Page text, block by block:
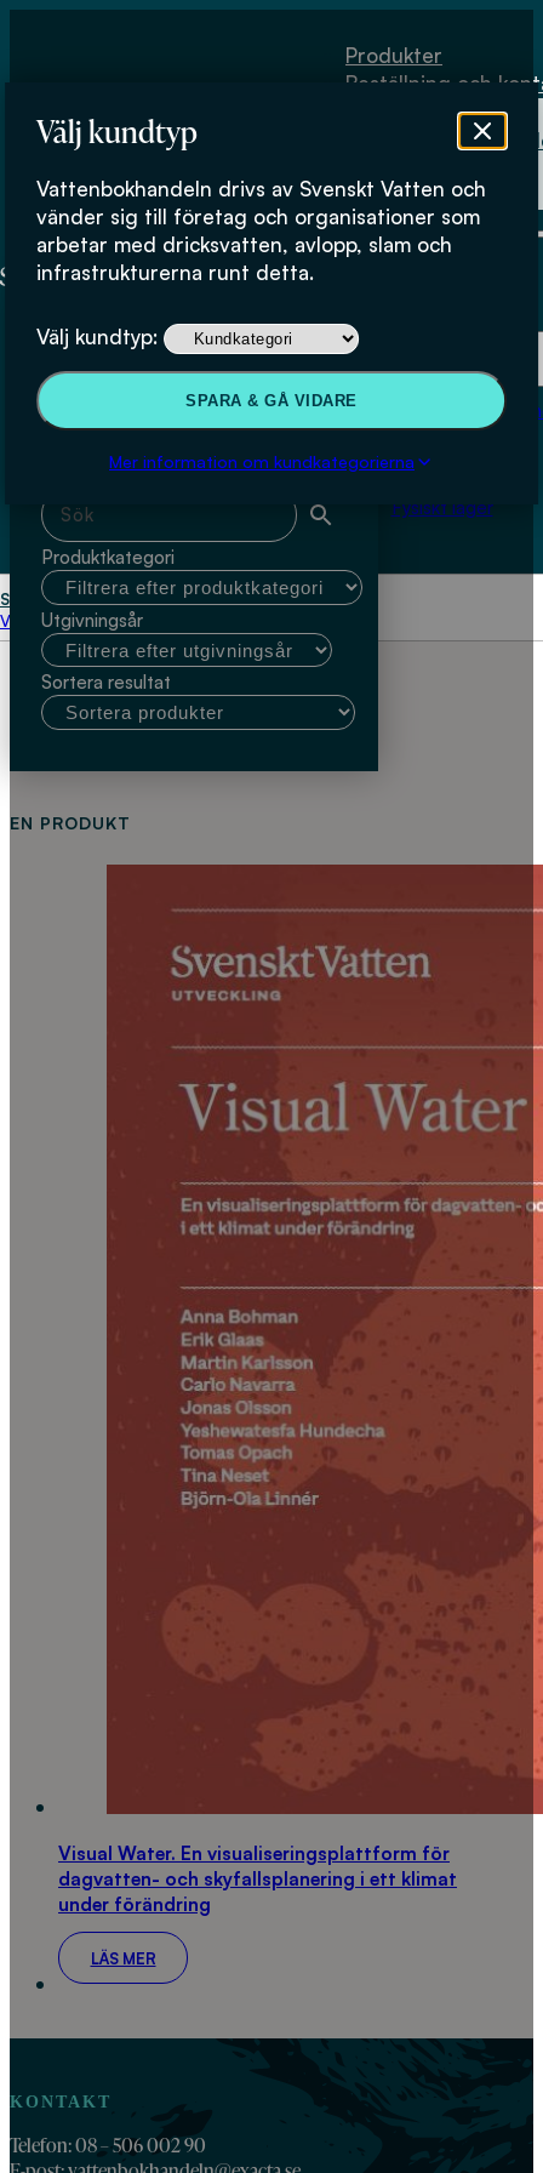
Välj kundtyp
Vattenbokhandeln drivs av Svenskt Vatten och
vänder sig till företag och organisationer som
arbetar med dricksvatten, avlopp, slam och
infrastrukturerna runt detta.
Välj kundtyp:
SPARA & GÅ VIDARE
Mer information om kundkategorierna
Produkter
Beställning och
Fysiskt lager
Beställning och kontakt
Om
Köpvillkor
Fysiskt lager
Start Björn-Ola Linnér
Välj kundtyp
Björn-Ola Linnér
Sök & filtrera
Sök med fritext
Produktkategori
Utgivningsår
Sortera resultat
EN PRODUKT
Visual Water. En visualiseringsplattform för
dagvatten- och skyfallsplanering i ett klimat
under förändring
LÄS MER
KONTAKT
Telefon: 08 – 506 002 90